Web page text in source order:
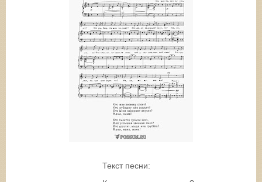
Текст песни: